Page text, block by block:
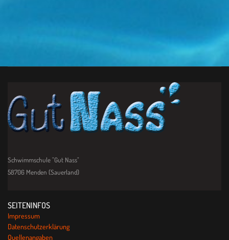
Schwimmschule "Gut Nass"
58706 Menden (Sauerland)
SEITENINFOS
Impressum
Datenschutzerklärung
Quellenangaben